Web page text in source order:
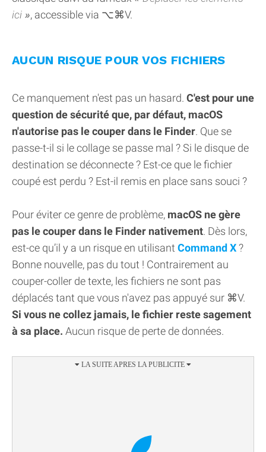
ici
, accessible via ⌥⌘V.
AUCUN RISQUE POUR VOS FICHIERS
Ce manquement n'est pas un hasard. C'est pour une
question de sécurité que, par défaut, macOS
n'autorise pas le couper dans le Finder. Que se
passe-t-il si le collage se passe mal ? Si le disque de
destination se déconnecte ? Est-ce que le fichier
coupé est perdu ? Est-il remis en place sans souci ?
Pour éviter ce genre de problème, macOS ne gère
pas le couper dans le Finder nativement. Dès lors,
est-ce qu’il y a un risque en utilisant Command X?
Bonne nouvelle, pas du tout ! Contrairement au
couper-coller de texte, les fichiers ne sont pas
déplacés tant que vous n'avez pas appuyé sur ⌘V.
Si vous ne collez jamais, le fichier reste sagement
à sa place. Aucun risque de perte de données.